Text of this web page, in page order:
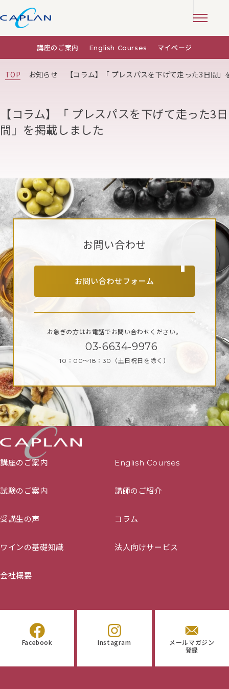
講座のご案内 English Courses マイページ
TOP お知らせ 【コラム】「 プレスパスを下げて走った3日間
【コラム】「 プレスパスを下げて走った3日
間」を掲載しました
お問い合わせ
お問い合わせフォーム
お急ぎの方はお電話で お問い合わせください。
03-6634-9976
10：00～18：30 （土日祝日を除く）
講座のご案内 English Courses
試験のご案内 講師のご紹介
受講生の声 コラム
ワインの基礎知識 法人向けサービス
会社概要
Facebook Instagram
メールマガジン
登録